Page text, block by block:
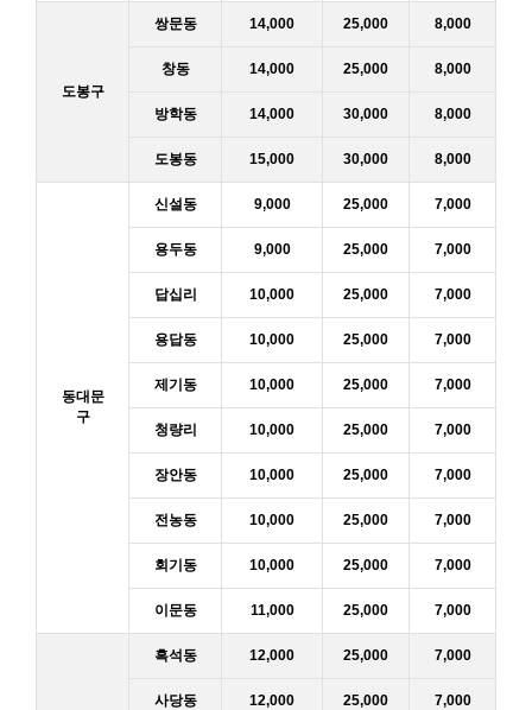
도봉구
쌍문동 14,000 25,000 8,000
창동 14,000 25,000 8,000
방학동 14,000 30,000 8,000
도봉동 15,000 30,000 8,000
동대문
구
신설동 9,000 25,000 7,000
용두동 9,000 25,000 7,000
답십리 10,000 25,000 7,000
용답동 10,000 25,000 7,000
제기동 10,000 25,000 7,000
청량리 10,000 25,000 7,000
장안동 10,000 25,000 7,000
전농동 10,000 25,000 7,000
회기동 10,000 25,000 7,000
이문동 11,000 25,000 7,000
흑석동 12,000 25,000 7,000
사당동 12,000 25,000 7,000